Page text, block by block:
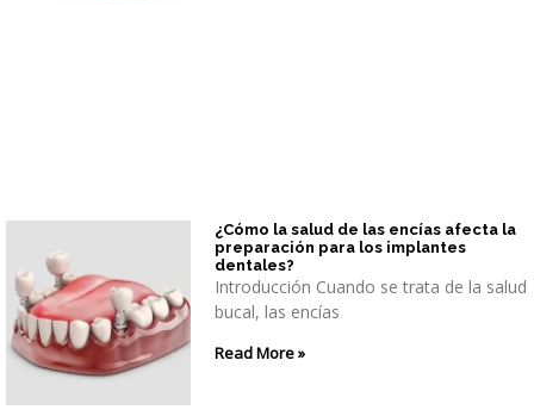
¿Cómo la salud de las encías afecta la
preparación para los implantes
dentales?
Introducción Cuando se trata de la salud
bucal, las encías
Read More »